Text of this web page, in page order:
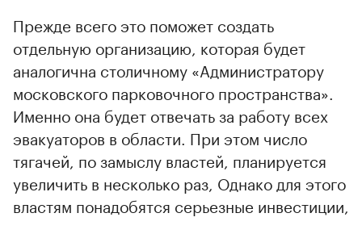
Прежде всего это поможет создать
отдельную организацию, которая будет
аналогична столичному «Администратору
московского парковочного пространства».
Именно она будет отвечать за работу всех
эвакуаторов в области. При этом число
тягачей, по замыслу властей, планируется
увеличить в несколько раз, Однако для этого
властям понадобятся серьезные инвестиции,